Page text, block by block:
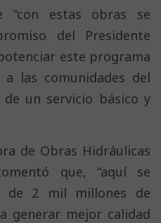
“con estas obras se
del Presidente
este programa
las comunidades del
un servicio básico y
de Obras Hidráulicas
que, “aquí se
de 2 mil millones de
generar mejor calidad